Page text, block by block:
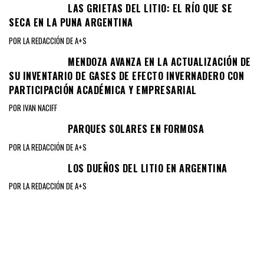
LAS GRIETAS DEL LITIO: EL RÍO QUE SE
SECA EN LA PUNA ARGENTINA
POR LA REDACCIÓN DE A+S
MENDOZA AVANZA EN LA ACTUALIZACIÓN DE
SU INVENTARIO DE GASES DE EFECTO INVERNADERO CON
PARTICIPACIÓN ACADÉMICA Y EMPRESARIAL
POR IVAN NACIFF
PARQUES SOLARES EN FORMOSA
POR LA REDACCIÓN DE A+S
LOS DUEÑOS DEL LITIO EN ARGENTINA
POR LA REDACCIÓN DE A+S